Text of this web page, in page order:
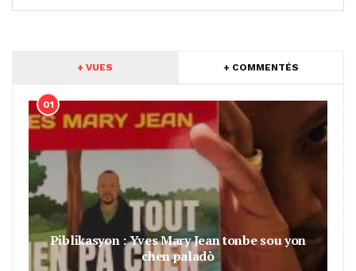
+ VUES + COMMENTÉS
01
Piblikasyon : Yves Mary Jean tonbe sou yon
chen paladò